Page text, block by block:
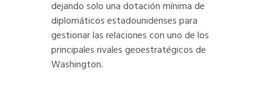
dejando solo una dotación mínima de
diplomáticos estadounidenses para
gestionar las relaciones con uno de los
principales rivales geoestratégicos de
Washington.